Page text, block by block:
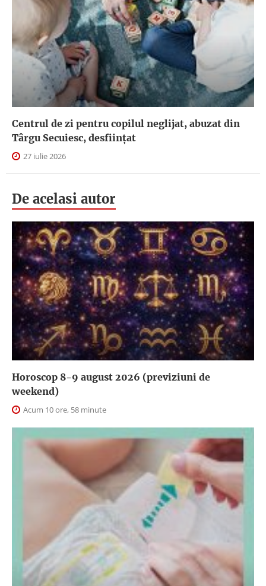
Centrul de zi pentru copilul neglijat, abuzat din
Târgu Secuiesc, desfiinţat
27 iulie 2026
De acelasi autor
Horoscop 8-9 august 2026 (previziuni de
weekend)
Acum 10 ore, 58 minute